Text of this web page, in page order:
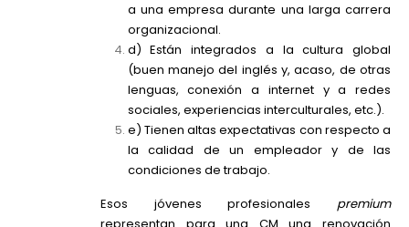
a una empresa durante una larga carrera
organizacional.
d) Están integrados a la cultura global
(buen manejo del inglés y, acaso, de otras
lenguas, conexión a internet y a redes
sociales, experiencias interculturales, etc.).
e) Tienen altas expectativas con respecto a
la calidad de un empleador y de las
condiciones de trabajo.
Esos jóvenes profesionales premium